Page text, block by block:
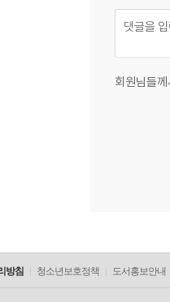
회원님들
방침 청소년보호정책 도서홍보안내